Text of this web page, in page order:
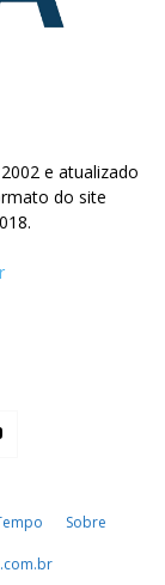
e atualizado
do site
Sobre